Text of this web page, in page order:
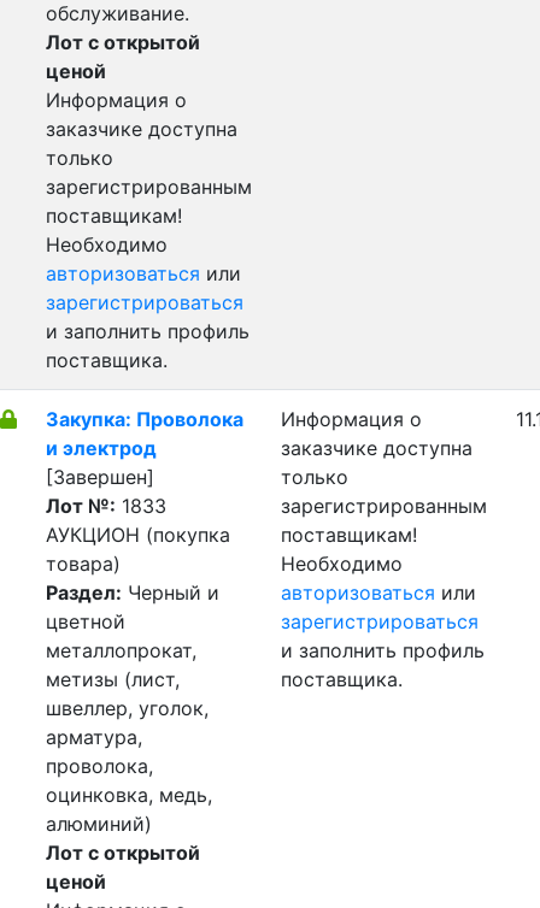
обслуживание.
Лот с открытой
ценой
Информация о
заказчике доступна
только
зарегистрированным
поставщикам!
Необходимо
авторизоваться или
зарегистрироваться
и заполнить профиль
поставщика.
Закупка: Проволока
и электрод
[Завершен]
Лот №: 1833
АУКЦИОН (покупка
товара)
Раздел: Черный и
цветной
металлопрокат,
метизы (лист,
швеллер, уголок,
арматура,
проволока,
оцинковка, медь,
алюминий)
Лот с открытой
ценой
Информация о
заказчике доступна
только
зарегистрированным
поставщикам!
Необходимо
авторизоваться или
зарегистрироваться
и заполнить профиль
поставщика.